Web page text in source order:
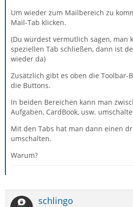
Um wieder zum Mailbereich zu
Mail-Tab klicken.
(Du würdest vermutlich sagen, man
speziellen Tab schließen, dann ist
wieder da)
Zusätzlich gibt es oben die Toolbar-
die Buttons.
In beiden Bereichen kann man
Aufgaben, CardBook, usw.
Mit den Tabs hat man dann einen
umschalten.
Warum?
schlingo